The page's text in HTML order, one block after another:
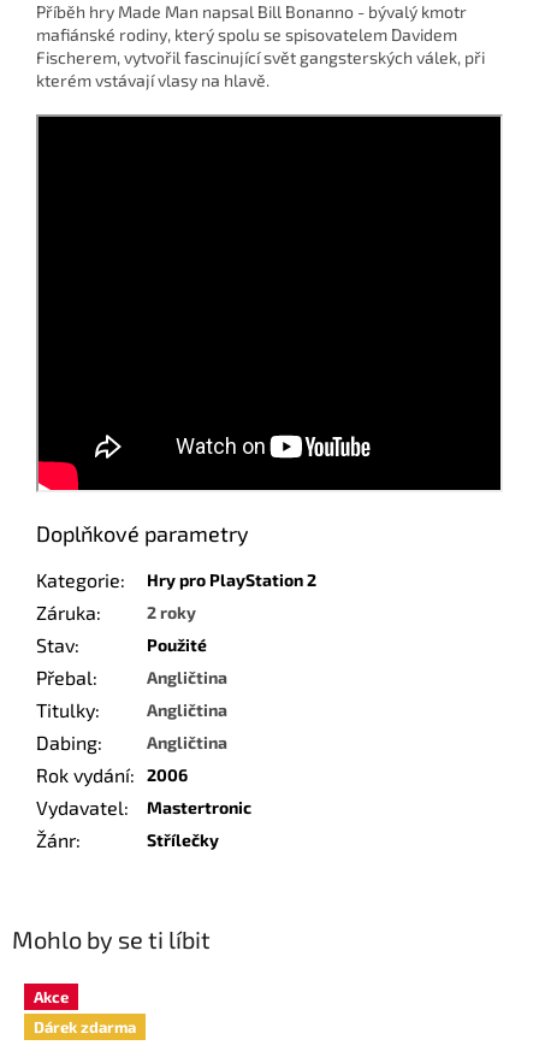
Mohlo by se ti líbit
Akce
Dárek zdarma
Příběh hry Made Man napsal Bill Bonanno - bývalý kmotr
mafiánské rodiny, který spolu se spisovatelem Davidem
Fischerem, vytvořil fascinující svět gangsterských válek, při
kterém vstávají vlasy na hlavě.
Doplňkové parametry
Kategorie: Hry pro PlayStation 2
Záruka: 2 roky
Stav: Použité
Přebal: Angličtina
Titulky: Angličtina
Dabing: Angličtina
Rok vydání: 2006
Vydavatel: Mastertronic
Žánr: Střílečky